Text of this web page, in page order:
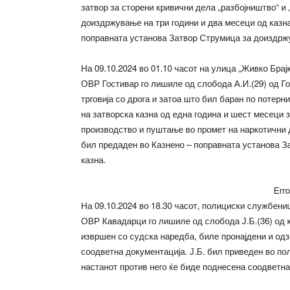
затвор за сторени кривични дела „разбојништво“
доиздржување на три години и два месеци од
поправната установа Затвор Струмица за
На 09.10.2024 во 01.10 часот на улица „Живко
ОВР Гостивар го лишиле од слобода А.И.(29) од
трговија со дрога и затоа што бил баран по
на затворска казна од една година и шест месеци
производство и пуштање во промет на наркотични
бил предаден во Казнено – поправната установа
казна.
На 09.10.2024 во 18.30 часот, полициски
ОВР Кавадарци го лишиле од слобода Ј.Б.(36) од
извршен со судска наредба, биле пронајдени и
соодветна документација. Ј.Б. бил приведен во
настанот против него ќе биде поднесена